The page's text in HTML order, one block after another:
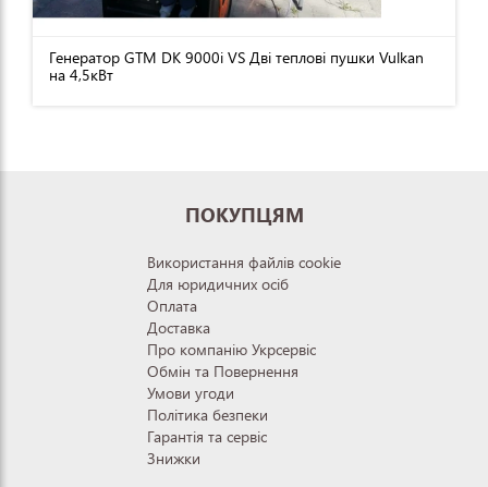
Генератор GTM DK 9000i VS Дві теплові пушки Vulkan
на 4,5кВт
ПОКУПЦЯМ
Використання файлів cookie
Для юридичних осіб
Оплата
Доставка
Про компанію Укрсервіс
Обмін та Повернення
Умови угоди
Політика безпеки
Гарантія та сервіс
Знижки